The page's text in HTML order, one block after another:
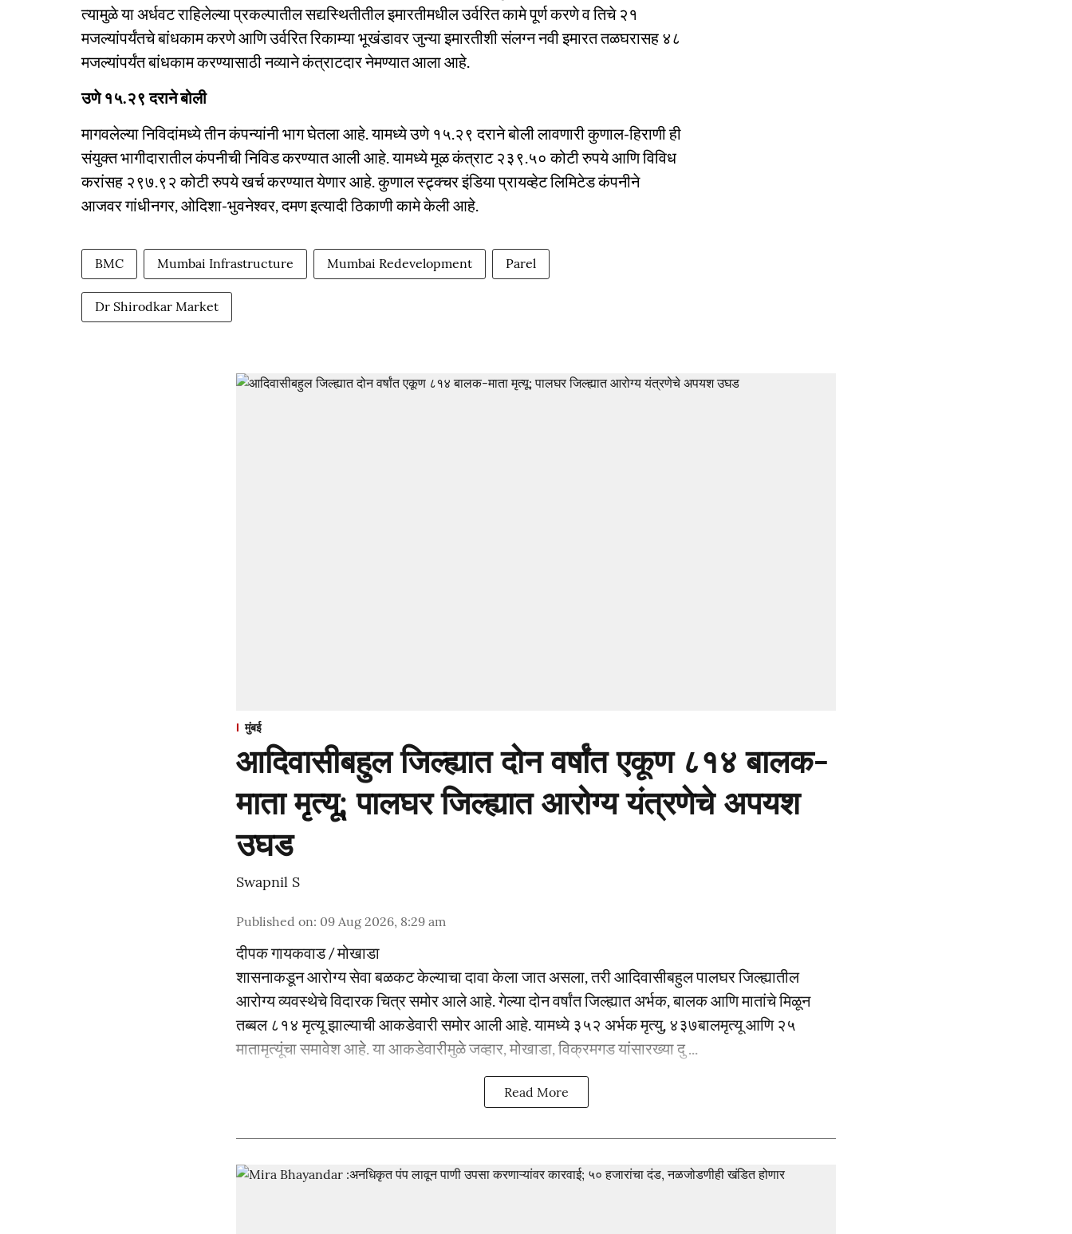
त्यामुळे या अर्धवट राहिलेल्या प्रकल्पातील सद्यस्थितीतील इमारतीमधील उर्वरित कामे पूर्ण करणे व तिचे २१
मजल्यांपर्यंतचे बांधकाम करणे आणि उर्वरित रिकाम्या भूखंडावर जुन्या इमारतीशी संलग्न नवी इमारत तळघरासह ४८
मजल्यांपर्यंत बांधकाम करण्यासाठी नव्याने कंत्राटदार नेमण्यात आला आहे.
उणे १५.२९ दराने बोली
मागवलेल्या निविदांमध्ये तीन कंपन्यांनी भाग घेतला आहे. यामध्ये उणे १५.२९ दराने बोली लावणारी कुणाल-हिराणी ही
संयुक्त भागीदारातील कंपनीची निविड करण्यात आली आहे. यामध्ये मूळ कंत्राट २३९.५० कोटी रुपये आणि विविध
करांसह २९७.९२ कोटी रुपये खर्च करण्यात येणार आहे. कुणाल स्ट्र्क्चर इंडिया प्रायव्हेट लिमिटेड कंपनीने
आजवर गांधीनगर, ओदिशा-भुवनेश्वर, दमण इत्यादी ठिकाणी कामे केली आहे.
BMC Mumbai Infrastructure Mumbai Redevelopment Parel
Dr Shirodkar Market
मुंबई
आदिवासीबहुल जिल्ह्यात दोन वर्षांत एकूण ८१४ बालक-
माता मृत्यू; पालघर जिल्ह्यात आरोग्य यंत्रणेचे अपयश
उघड
Swapnil S
Published on: 09 Aug 2026, 8:29 am
दीपक गायकवाड / मोखाडा
शासनाकडून आरोग्य सेवा बळकट केल्याचा दावा केला जात असला, तरी आदिवासीबहुल पालघर जिल्ह्यातील
आरोग्य व्यवस्थेचे विदारक चित्र समोर आले आहे. गेल्या दोन वर्षांत जिल्ह्यात अर्भक, बालक आणि मातांचे मिळून
तब्बल ८१४ मृत्यू झाल्याची आकडेवारी समोर आली आहे. यामध्ये ३५२ अर्भक मृत्यु, ४३७बालमृत्यू आणि २५
मातामृत्यूंचा समावेश आहे. या आकडेवारीमुळे जव्हार, मोखाडा, विक्रमगड यांसारख्या दु ...
Read More